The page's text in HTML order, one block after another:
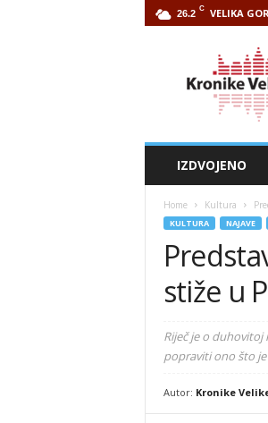
26.2 C VELIKA
IZDVOJENO
Home Kultura
KULTURA NAJAVE
stiže u
Riječ je o
popraviti ono što
Autor: Kronike